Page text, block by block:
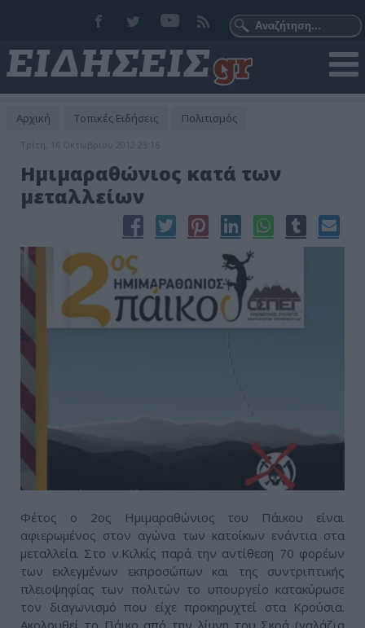
Αρχική Τοπικές Ειδήσεις Πολιτισμός
Τρίτη, 16 Οκτωβρίου 2012 23:16
Ημιμαραθώνιος κατά των
μεταλλείων
Φέτος ο 2ος Ημιμαραθώνιος του Πάικου είναι
αφιερωμένος στον αγώνα των κατοίκων ενάντια στα
μεταλλεία. Στο ν.Κιλκίς παρά την αντίθεση 70 φορέων
των εκλεγμένων εκπροσώπων και της συντριπτικής
πλειοψηφίας των πολιτών το υπουργείο κατακύρωσε
τον διαγωνισμό που είχε προκηρυχτεί στα Κρούσια.
Ακολουθεί το Πάικο από την λίμνη του Σκρά (γαλάζια